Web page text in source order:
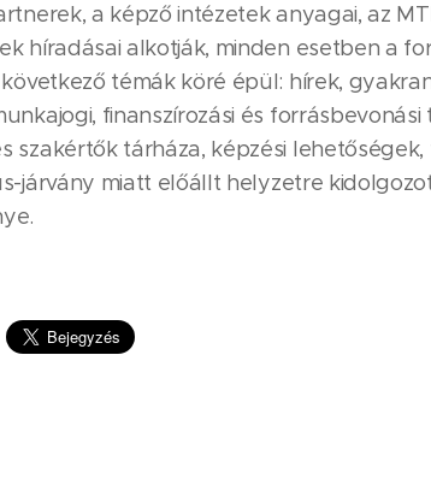
a képző intézetek anyagai, az
híradásai alkotják, minden esetben a
témák köré épül: hírek,
finanszírozási és forrásbevonási
szakértők tárháza, képzési
járvány miatt előállt helyzetre